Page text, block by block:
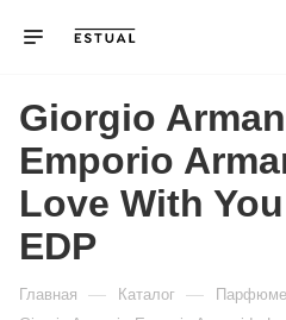
Giorgio
Emporio
Love With
EDP
Главная — Каталог —